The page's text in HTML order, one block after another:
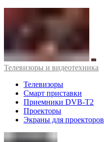
Телевизоры и видеотехника
Телевизоры
Смарт приставки
Приемники DVB-T2
Проекторы
Экраны для проекторов